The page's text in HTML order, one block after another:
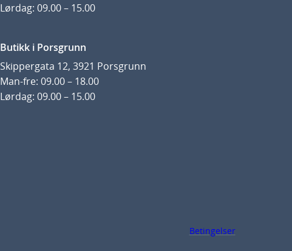
Lørdag: 09.00 – 15.00
Butikk i Porsgrunn
Skippergata 12, 3921 Porsgrunn
Man-fre: 09.00 – 18.00
Lørdag: 09.00 – 15.00
Betingelser